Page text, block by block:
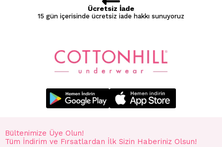
Ücretsiz İade
15 gün içerisinde ücretsiz iade hakkı sunuyoruz
Bültenimize Üye Olun!
Tüm İndirim ve Fırsatlardan İlk Sizin Haberiniz Olsun!